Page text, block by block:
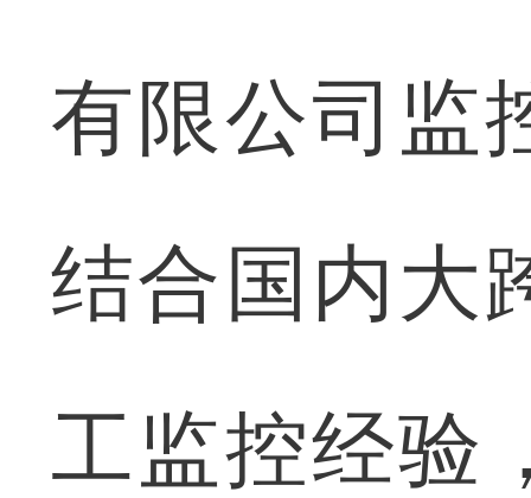
有限公司监
结合国内大
工监控经验